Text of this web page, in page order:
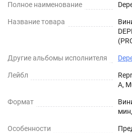
Полное наименование
Название товара
Другие альбомы исполнителя
Лейбл
A,
Формат
Особенности